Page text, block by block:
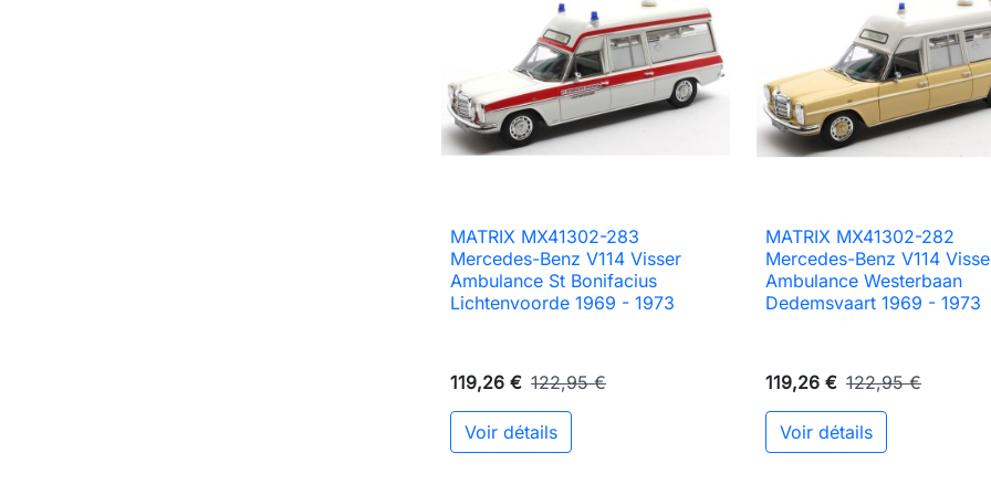
 Aperçu rapide
MATRIX MX41302-283
Mercedes-Benz V114 Visser
Ambulance St Bonifacius
Lichtenvoorde 1969 - 1973
119,26 € 122,95 €
Voir détails
 Aperçu rapide
MATRIX MX41302-282
Mercedes-Benz V114
Ambulance Westerbaan
Dedemsvaart 1969 - 1973
119,26 € 122,95 €
Voir détails